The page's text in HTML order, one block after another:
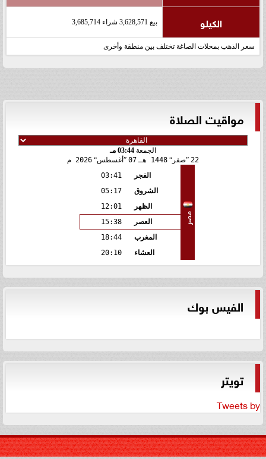
الكيلو بيع 3,628,571 شراء 3,685,714
سعر الذهب بمحلات الصاغة تختلف بين منطقة وأخرى
مواقيت الصلاة
الجمعة 03:44 مـ
22
صفر 1448 هـ 07 أغسطس 2026 م
مصر
الفجر
03:41
الشروق
05:17
الظهر
12:01
العصر
15:38
المغرب
18:44
العشاء
20:10
الفيس بوك
تويتر
Tweets by